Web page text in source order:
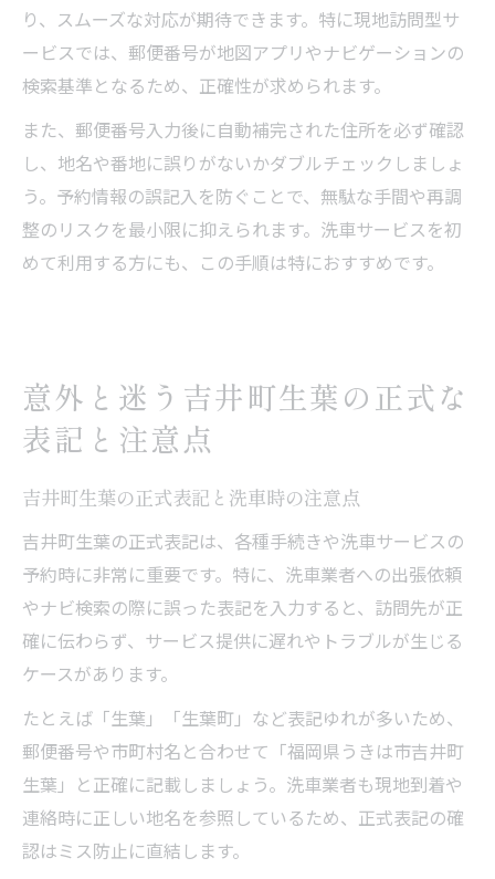
り、スムーズな対応が期待できます。特に現地訪問型サ
ービスでは、郵便番号が地図アプリやナビゲーションの
検索基準となるため、正確性が求められます。
また、郵便番号入力後に自動補完された住所を必ず確認
し、地名や番地に誤りがないかダブルチェックしましょ
う。予約情報の誤記入を防ぐことで、無駄な手間や再調
整のリスクを最小限に抑えられます。洗車サービスを初
めて利用する方にも、この手順は特におすすめです。
意外と迷う吉井町生葉の正式な
表記と注意点
吉井町生葉の正式表記と洗車時の注意点
吉井町生葉の正式表記は、各種手続きや洗車サービスの
予約時に非常に重要です。特に、洗車業者への出張依頼
やナビ検索の際に誤った表記を入力すると、訪問先が正
確に伝わらず、サービス提供に遅れやトラブルが生じる
ケースがあります。
たとえば「生葉」「生葉町」など表記ゆれが多いため、
郵便番号や市町村名と合わせて「福岡県うきは市吉井町
生葉」と正確に記載しましょう。洗車業者も現地到着や
連絡時に正しい地名を参照しているため、正式表記の確
認はミス防止に直結します。